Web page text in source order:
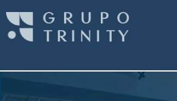
contenido